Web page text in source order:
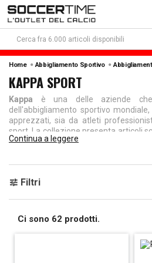
Home Abbigliamento Sportivo
KAPPA SPORT
Kappa è una delle aziende
dell'abbigliamento sportivo
apprezzati, sia da atleti
sport. La collezione presenta articoli
di sportivo ma anche per chi vuole
sicuramente l'intramontabiletuta
classiche strisce laterali che
stilizzati.
Abbigliamento sportivo
Inizialmente l'azienda Kappa era
calzature da uomo. Dopo poco aprì
articoli sportivi, diventando uno
panorama sportivo. La sua fama l'ha
Continua a leggere
Filtri
Ci sono 62 prodotti.